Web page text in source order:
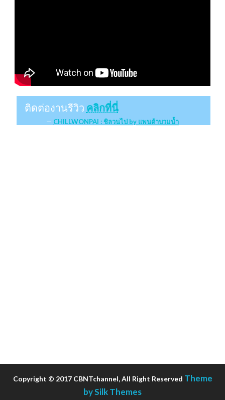
ติดต่องานรีวิว คลิกที่นี่
CHILLWONPAI : ชิลวนไป by แพนด้าบวมน้ำ
Copyright © 2017 CBNTchannel, All Right Reserved Theme
by Silk Themes